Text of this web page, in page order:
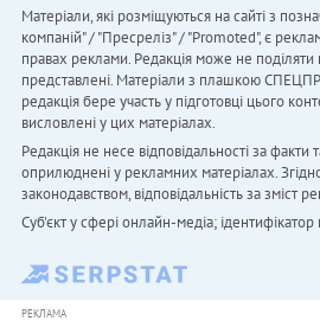
Матеріали, які розміщуються на сайті з
компаній" / "Пресреліз" / "Promoted", є
правах реклами. Редакція може не поділяти
представлені. Матеріали з плашкою
редакція бере участь у підготовці цього
висловлені у цих матеріалах.
Редакція не несе відповідальності за факти
оприлюднені у рекламних матеріалах.
законодавством, відповідальність за зміст
Cуб'єкт у сфері онлайн-медіа;
РЕКЛАМА